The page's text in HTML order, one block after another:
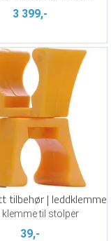
3 399,-
tilbehør | leddklemme
klemme til stolper
39,-